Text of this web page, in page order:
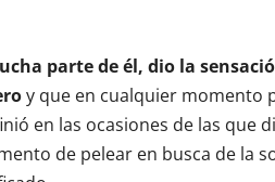
parte de él, dio la
y que en cualquier momento
en las ocasiones de las que
de pelear en busca de la